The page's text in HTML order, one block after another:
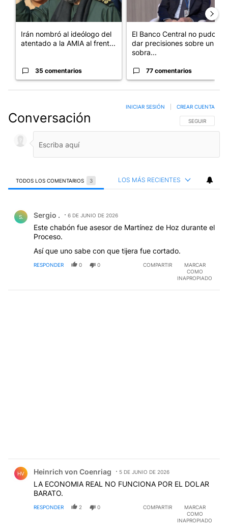
Irán nombró al ideólogo del
atentado a la AMIA al frent...
35 comentarios
El Banco Central no pudo
dar precisiones sobre un
sobra...
77 comentarios
Conversación SIGA ESTA
SEGUIR
INICIAR SESIÓN CREAR CUENTA
TODOS LOS COMENTARIOS 3 LOS MÁS RECIENTES
S. Sergio . 6 DE JUNIO DE 2026
Este chabón fue asesor de Martínez de Hoz durante el
Proceso.
Así que uno sabe con que tijera fue cortado.
RESPONDER 0 0 COMPARTIR
MARCAR
COMO
INAPROPIADO
HV Heinrich von Coenriag 5 DE JUNIO DE 2026
LA ECONOMIA REAL NO FUNCIONA POR EL DOLAR
BARATO.
RESPONDER 2 0 COMPARTIR
MARCAR
COMO
INAPROPIADO